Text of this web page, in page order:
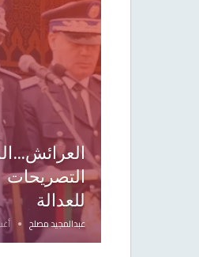
للعدالة
عبدالمجيد مصلح